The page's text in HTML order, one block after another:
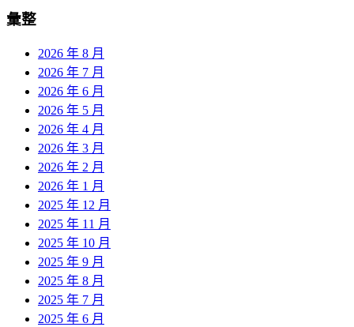
彙整
2026 年 8 月
2026 年 7 月
2026 年 6 月
2026 年 5 月
2026 年 4 月
2026 年 3 月
2026 年 2 月
2026 年 1 月
2025 年 12 月
2025 年 11 月
2025 年 10 月
2025 年 9 月
2025 年 8 月
2025 年 7 月
2025 年 6 月